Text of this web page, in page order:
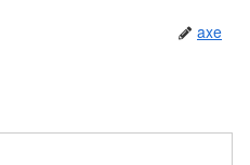
axe